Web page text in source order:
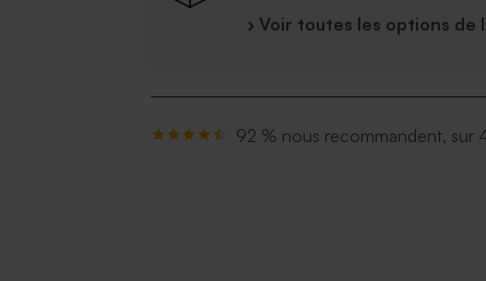
› Voir toutes les options de
92 % nous recommandent, sur